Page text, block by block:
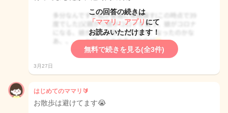
この回答の続きは
「ママリ」アプリ にて
お読みいただけます！
無料で続きを見る(全3件)
3月27日
はじめてのママリ🔰
お散歩は避けてます😭